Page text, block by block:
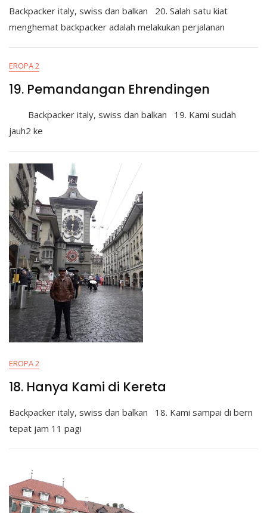
Backpacker italy, swiss dan balkan 20. Salah satu kiat
menghemat backpacker adalah melakukan perjalanan
EROPA 2
19. Pemandangan Ehrendingen
Backpacker italy, swiss dan balkan 19. Kami sudah
jauh2 ke
EROPA 2
18. Hanya Kami di Kereta
Backpacker italy, swiss dan balkan 18. Kami sampai di bern
tepat jam 11 pagi